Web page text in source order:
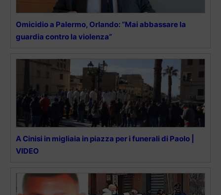
Omicidio a Palermo, Orlando: “Mai abbassare la
guardia contro la violenza”
A Cinisi in migliaia in piazza per i funerali di Paolo |
VIDEO